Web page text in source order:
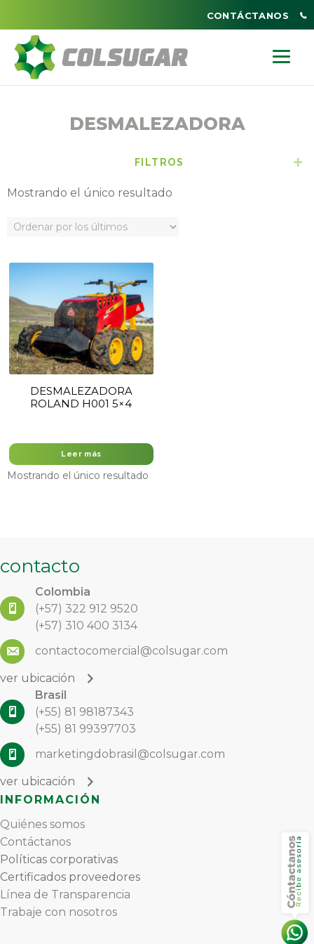
CONTÁCTANOS
DESMALEZADORA
FILTROS
Mostrando el único resultado
DESMALEZADORA
ROLAND H001 5×4
Leer más
Mostrando el único resultado
contacto
Colombia
(+57) 322 912 9520
(+57) 310 400 3134
contactocomercial@colsugar.com
ver ubicación
Brasil
(+55) 81 98187343
(+55) 81 99397703
marketingdobrasil@colsugar.com
ver ubicación
INFORMACIÓN
Quiénes somos
Contáctanos
Políticas corporativas
Certificados proveedores
Línea de Transparencia
Trabaje con nosotros